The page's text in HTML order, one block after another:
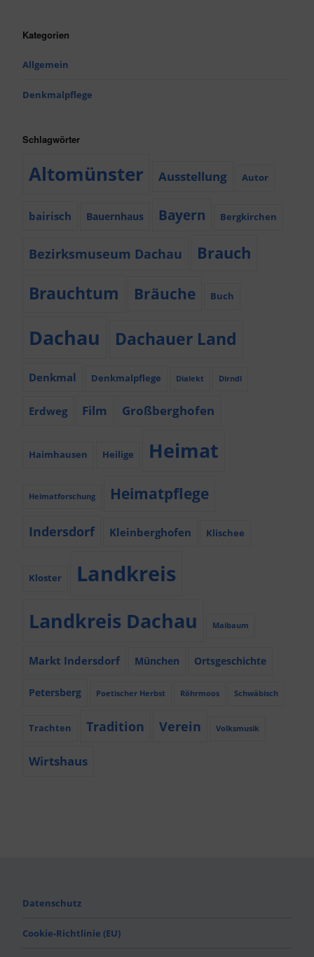
Kategorien
Allgemein
Denkmalpflege
Schlagwörter
Altomünster Ausstellung Autor
bairisch Bauernhaus Bayern Bergkirchen
Bezirksmuseum Dachau Brauch
Brauchtum Bräuche Buch
Dachau Dachauer Land
Denkmal Denkmalpflege Dialekt Dirndl
Erdweg Film Großberghofen
Haimhausen Heilige Heimat
Heimatforschung Heimatpflege
Indersdorf Kleinberghofen Klischee
Kloster Landkreis
Landkreis Dachau Maibaum
Markt Indersdorf München Ortsgeschichte
Petersberg Poetischer Herbst Röhrmoos Schwäbisch
Trachten Tradition Verein Volksmusik
Wirtshaus
Datenschutz
Cookie-Richtlinie (EU)